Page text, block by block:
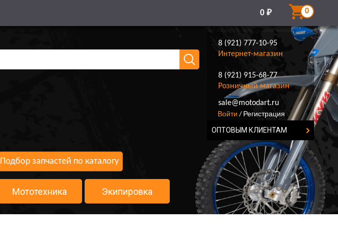
0 ₽ 0
8 (921) 777-10-95
Интернет-магазин
8 (921) 915-68-77
Розничный магазин
8 (921) 777-10-95
sale@motodart.ru
Войти / Регистрация
ОПТОВЫМ КЛИЕНТАМ
Подбор запчастей по каталогу
Мототехника Экипировка